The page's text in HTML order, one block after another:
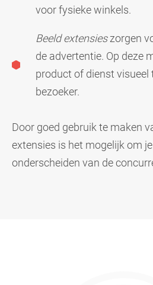
voor fysieke winkels.
Beeld extensieszorgen
de advertentie. Op deze
product of dienst visueel
bezoeker.
Door goed gebruik te maken
extensies is het mogelijk om
onderscheiden van de